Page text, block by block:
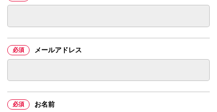
必須 メールアドレス
必須 お名前